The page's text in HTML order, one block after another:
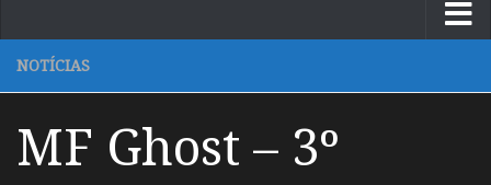
NOTÍCIAS
MF Ghost – 3º